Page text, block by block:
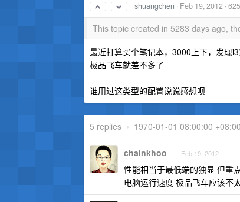
shuangchen · Feb 19, 2012 ·
This topic created in 5283 days ago,
最近打算买个笔记本，3000上下，发现
极品飞车就差不多了
谁用过这类型的配置说说感想呗
5 replies • 1970-01-01 08:00:00 +08:00
chainkhoo Feb 19, 2012
性能相当于最低端的独显 但重
电脑运行速度 极品飞车应该不